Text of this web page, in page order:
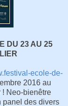
DU 23 AU 25
ecole-de-
2016 au
Neo-bienêtre
panel des divers